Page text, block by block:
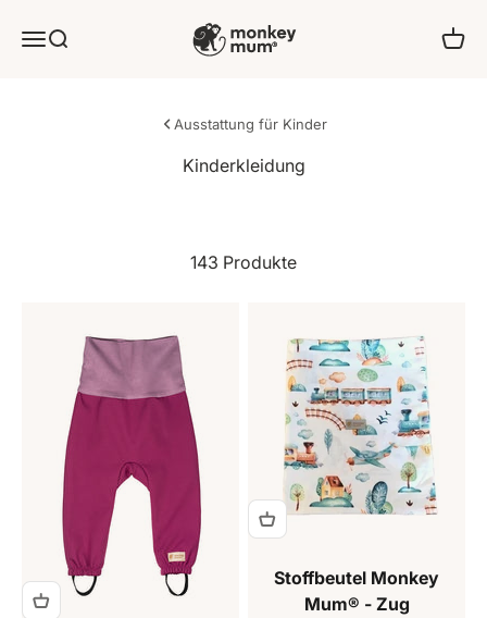
Angebot
Suchen Monkey Mum
Ausstattung für Kinder
143 Produkte
Stoffbeutel Monkey
Mum® - Zug